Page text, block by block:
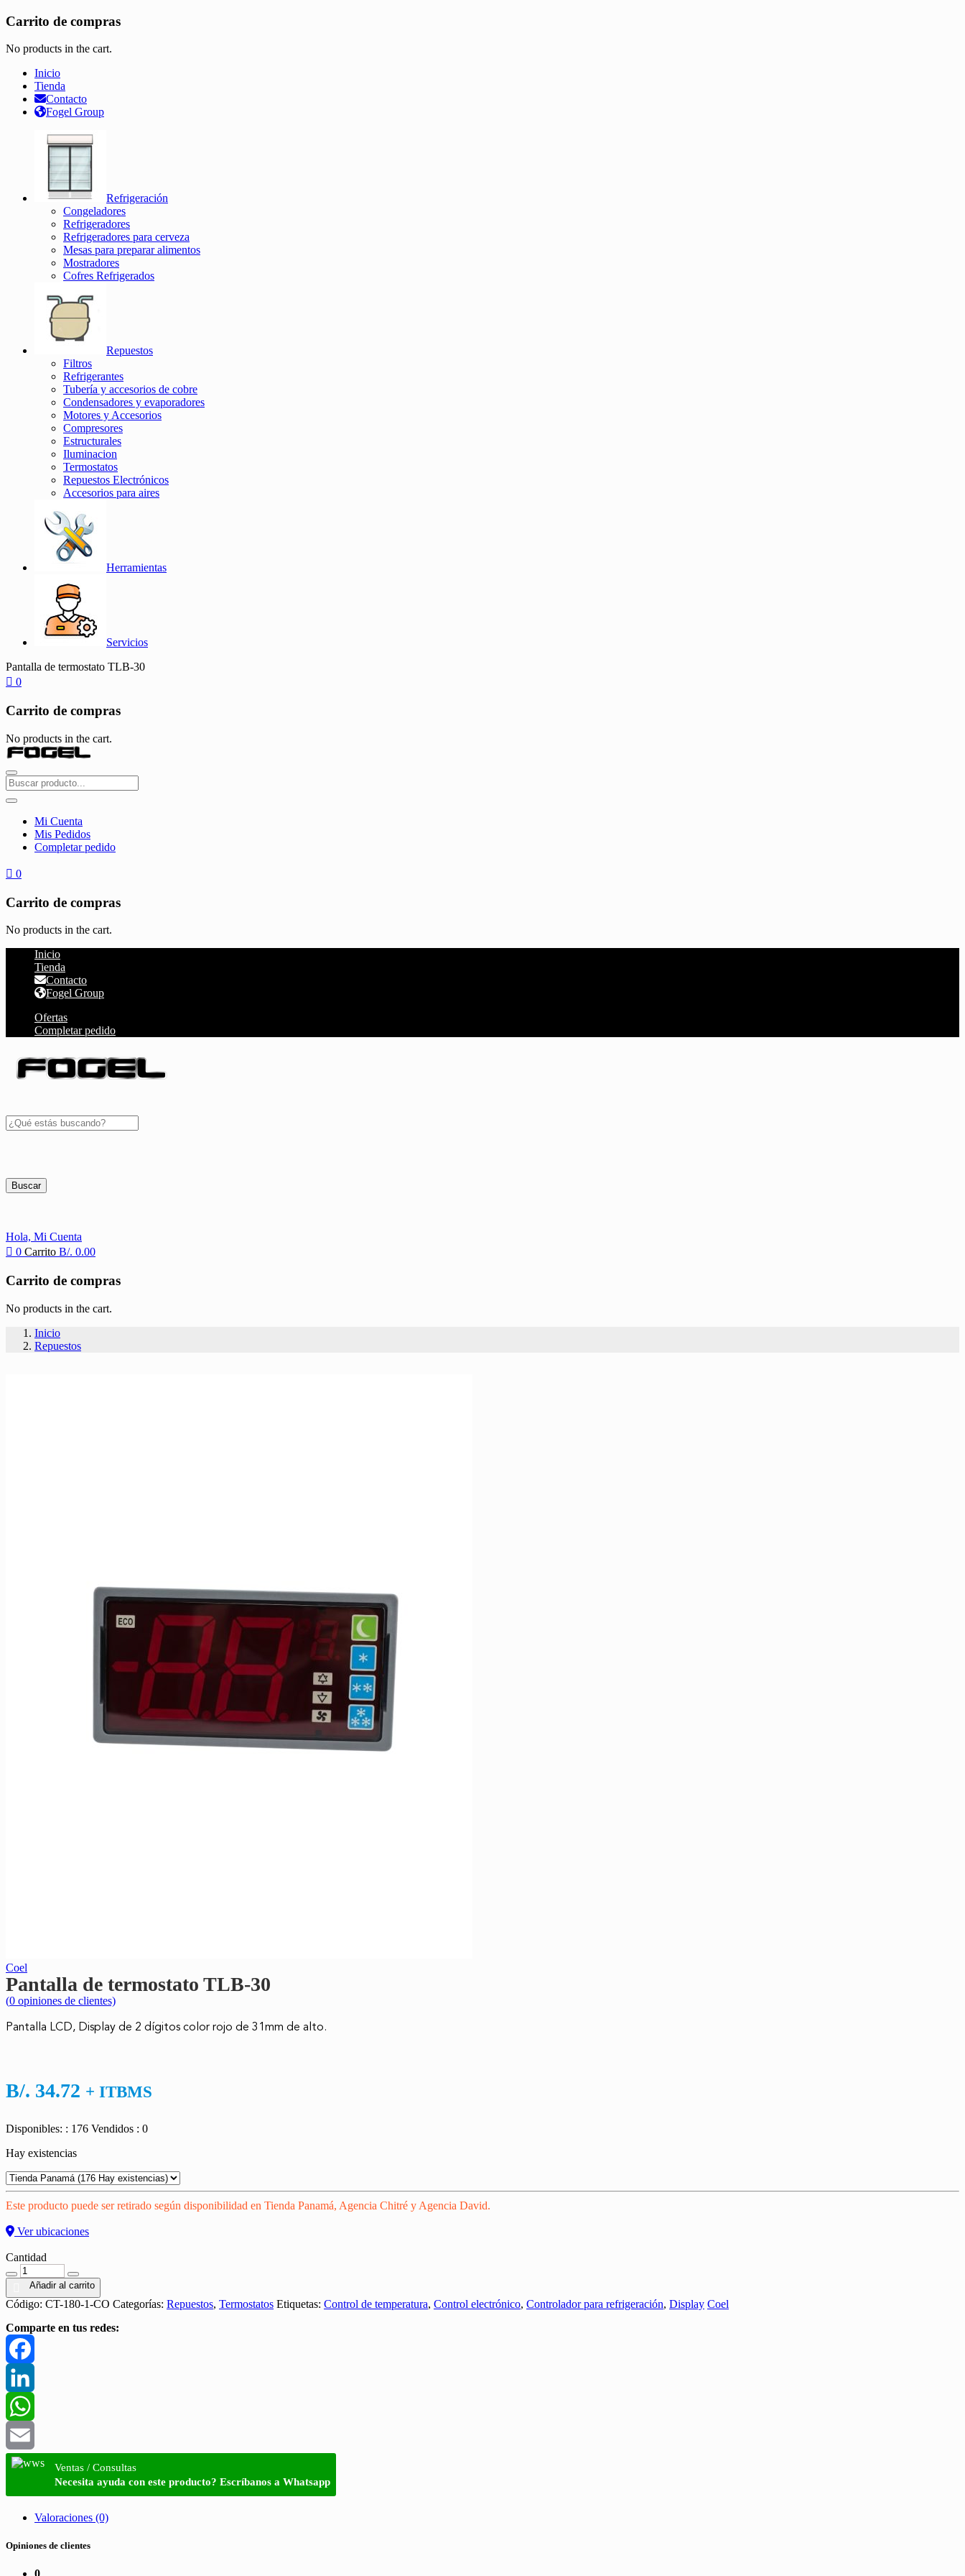
Carrito de compras
No products in the cart.
Inicio
Tienda
Contacto
Fogel Group
Refrigeración
Congeladores
Refrigeradores
Refrigeradores para cerveza
Mesas para preparar alimentos
Mostradores
Cofres Refrigerados
Repuestos
Filtros
Refrigerantes
Tubería y accesorios de cobre
Condensadores y evaporadores
Motores y Accesorios
Compresores
Estructurales
Iluminacion
Termostatos
Repuestos Electrónicos
Accesorios para aires
Herramientas
Servicios
Pantalla de termostato TLB-30
0
Carrito de compras
No products in the cart.
Mi Cuenta
Mis Pedidos
Completar pedido
0
Carrito de compras
No products in the cart.
Inicio
Tienda
Contacto
Fogel Group
Ofertas
Completar pedido
Buscar
Hola, Mi Cuenta
0 Carrito B/. 0.00
Carrito de compras
No products in the cart.
Inicio
Repuestos
Coel
Pantalla de termostato TLB-30
(0 opiniones de clientes)
Pantalla LCD, Display de 2 dígitos color rojo de 31mm de alto.
B/. 34.72 + ITBMS
Disponibles: : 176 Vendidos : 0
Hay existencias
Este producto puede ser retirado según disponibilidad en Tienda Panamá, Agencia Chitré y Agencia David.
Ver ubicaciones
Cantidad
Añadir al carrito
Código: CT-180-1-CO Categorías: Repuestos, Termostatos Etiquetas: Control de temperatura, Control electrónico, Controlador para refrigeración, Display Coel
Comparte en tus redes:
Facebook
LinkedIn
WhatsApp
Email
Ventas / Consultas
Necesita ayuda con este producto? Escríbanos a Whatsapp
Valoraciones (0)
Opiniones de clientes